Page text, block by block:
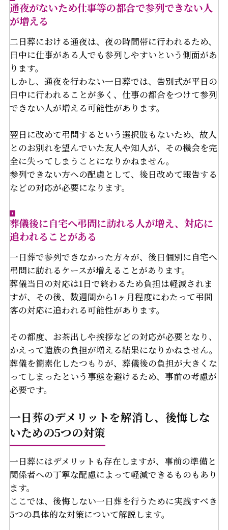
通夜がないため仕事等の都合で参列できない人
が増える
二日葬における通夜は、夜の時間帯に行われるため、
日中に仕事がある人でも参列しやすいという側面があ
ります。
しかし、通夜を行わない一日葬では、告別式が平日の
日中に行われることが多く、仕事の都合をつけて参列
できない人が増える可能性があります。
翌日に改めて弔問するという選択肢もないため、故人
とのお別れを望んでいた友人や知人が、その機会を完
全に失ってしまうことになりかねません。
参列できない方への配慮として、後日改めて報告する
などの対応が必要になります。
葬儀後に自宅へ弔問に訪れる人が増え、対応に
追われることがある
一日葬で参列できなかった方々が、後日個別に自宅へ
弔問に訪れるケースが増えることがあります。
葬儀当日の対応は1日で終わるため負担は軽減されま
すが、その後、数週間から1ヶ月程度にわたって弔問
客の対応に追われる可能性があります。
その都度、お茶出しや挨拶などの対応が必要となり、
かえって遺族の負担が増える結果になりかねません。
葬儀を簡素化したつもりが、葬儀後の負担が大きくな
ってしまったという事態を避けるため、事前の考慮が
必要です。
一日葬のデメリットを解消し、後悔しな
いための5つの対策
一日葬にはデメリットも存在しますが、事前の準備と
関係者への丁寧な配慮によって軽減できるものもあり
ます。
ここでは、後悔しない一日葬を行うために実践すべき
5つの具体的な対策について解説します。